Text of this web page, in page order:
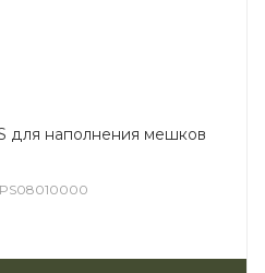
для наполнения мешков